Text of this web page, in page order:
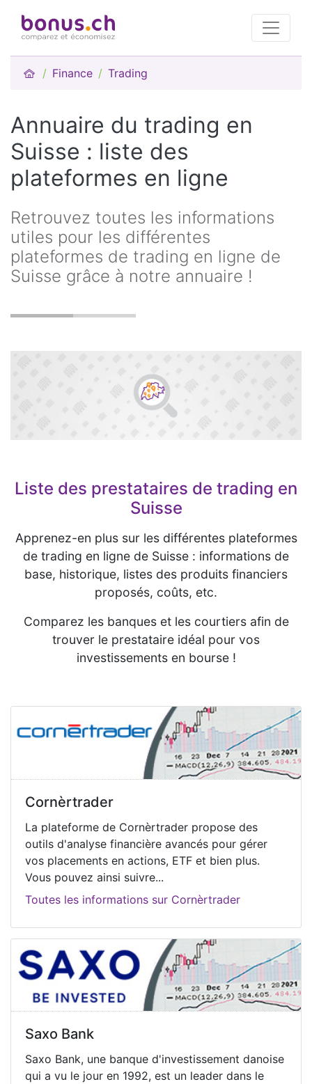
Finance Trading
Annuaire du trading en
Suisse : liste des
plateformes en ligne
Retrouvez toutes les informations
utiles pour les différentes
plateformes de trading en ligne de
Suisse grâce à notre annuaire !
Liste des prestataires de trading en
Suisse
Apprenez-en plus sur les différentes plateformes
de trading en ligne de Suisse : informations de
base, historique, listes des produits financiers
proposés, coûts, etc.
Comparez les banques et les courtiers afin de
trouver le prestataire idéal pour vos
investissements en bourse !
Cornèrtrader
La plateforme de Cornèrtrader propose des
outils d'analyse financière avancés pour gérer
vos placements en actions, ETF et bien plus.
Vous pouvez ainsi suivre...
Toutes les informations sur Cornèrtrader
Saxo Bank
Saxo Bank, une banque d'investissement danoise
qui a vu le jour en 1992, est un leader dans le